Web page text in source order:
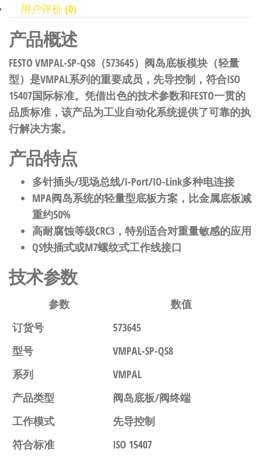
用户评价 (0)
产品概述
FESTO VMPAL-SP-QS8（573645）阀岛底板模块（轻量
型）是VMPAL系列的重要成员，先导控制，符合ISO
15407国际标准。凭借出色的技术参数和FESTO一贯的
品质标准，该产品为工业自动化系统提供了可靠的执
行解决方案。
产品特点
多针插头/现场总线/I-Port/IO-Link多种电连接
MPA阀岛系统的轻量型底板方案，比金属底板减
重约50%
高耐腐蚀等级CRC3，特别适合对重量敏感的应用
QS快插式或M7螺纹式工作线接口
技术参数
参数
数值
订货号
573645
型号
VMPAL-SP-QS8
系列
VMPAL
产品类型
阀岛底板/阀终端
工作模式
先导控制
符合标准
ISO 15407